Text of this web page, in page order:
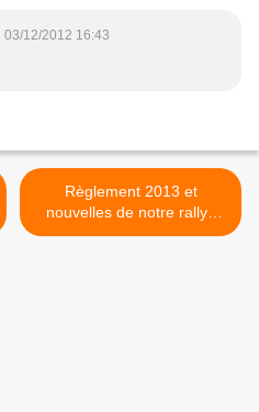
03/12/2012 16:43
Règlement 2013 et
nouvelles de notre rallye
raid 4x4 buggy ssv quad